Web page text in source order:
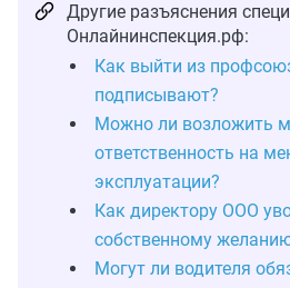
Другие разъяснения
Онлайнинспекция.рф:
Как выйти из
подписывают?
Можно ли возложить
ответственность на
эксплуатации?
Как директору ООО
собственному
Могут ли водителя